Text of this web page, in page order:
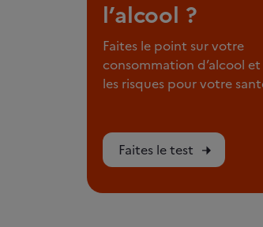
l’alcool ?
Faites le point sur votre
consommation d’alcool
les risques pour votre
Faites le test